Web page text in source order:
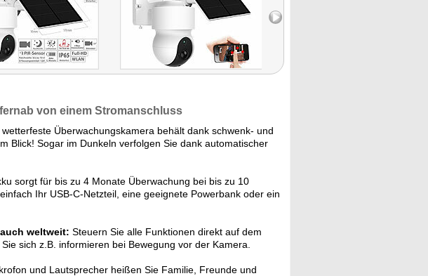
von einem Stromanschluss
Überwachungskamera behält dank schwenk- und
Blick! Sogar im Dunkeln verfolgen Sie dank automatischer
sorgt für bis zu 4 Monate Überwachung bei bis zu 10
Ihr USB-C-Netzteil, eine geeignete Powerbank oder ein
weltweit: Steuern Sie alle Funktionen direkt auf dem
sich z.B. informieren bei Bewegung vor der Kamera.
und Lautsprecher heißen Sie Familie, Freunde und